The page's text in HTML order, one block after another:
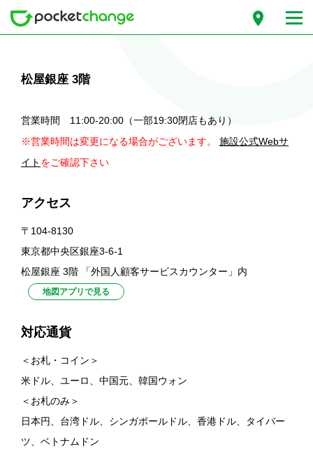
松屋銀座 3階
営業時間 11:00-20:00（一部19:30閉店もあり）
※営業時間は変更になる場合がございます。 施設公式Webサ
イト をご確認下さい
アクセス
〒104-8130
東京都中央区銀座3-6-1
松屋銀座 3階 「外国人顧客サービスカウンター」内
地図アプリで見る
対応通貨
＜お札・コイン＞
米ドル、ユーロ、中国元、韓国ウォン
＜お札のみ＞
日本円、台湾ドル、シンガポールドル、香港ドル、タイバー
ツ、ベトナムドン